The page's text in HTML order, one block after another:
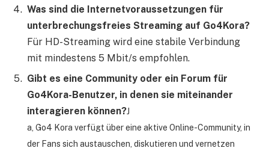
Was sind die Internetvoraussetzungen für
unterbrechungsfreies Streaming auf Go4Kora?
Für HD-Streaming wird eine stabile Verbindung
mit mindestens 5 Mbit/s empfohlen.
Gibt es eine Community oder ein Forum für
Go4Kora-Benutzer, in denen sie miteinander
interagieren können?J
a, Go4 Kora verfügt über eine aktive Online-Community, in
der Fans sich austauschen, diskutieren und vernetzen